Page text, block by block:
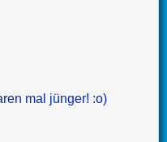
mal jünger! :o)